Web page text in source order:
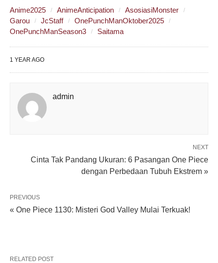
Anime2025 AnimeAnticipation
AsosiasiMonster
Garou
JcStaff
OnePunchManOktober2025
OnePunchManSeason3
Saitama
1 YEAR AGO
admin
NEXT
Cinta Tak Pandang Ukuran: 6 Pasangan One Piece
dengan Perbedaan Tubuh Ekstrem »
PREVIOUS
« One Piece 1130: Misteri God Valley Mulai Terkuak!
RELATED POST